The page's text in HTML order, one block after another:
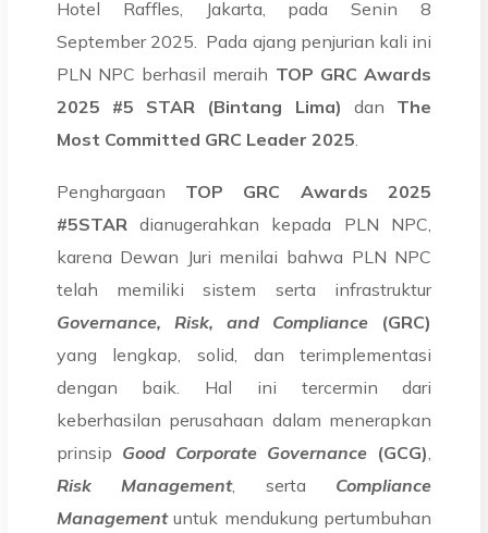
Hotel Raffles, Jakarta, pada Senin 8
September 2025.
Pada ajang penjurian kali ini
PLN NPC berhasil meraih TOP GRC Awards
2025 #5 STAR (Bintang Lima) dan The
Most Committed GRC Leader 2025
Penghargaan TOP GRC Awards 2025
#5STAR dianugerahkan kepada PLN NPC,
karena Dewan Juri menilai bahwa PLN NPC
telah memiliki sistem serta infrastruktur
Governance, Risk, and Compliance (GRC)
yang lengkap, solid, dan terimplementasi
dengan baik. Hal ini tercermin dari
keberhasilan perusahaan dalam menerapkan
prinsip Good Corporate Governance (GCG)
Risk Management, serta Compliance
Managementuntuk mendukung pertumbuhan